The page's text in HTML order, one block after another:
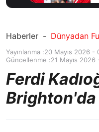
Haberler - Dünyadan
Yayınlanma :20 Mayıs 2026 -
Güncellenme :21 Mayıs 2026
Ferdi